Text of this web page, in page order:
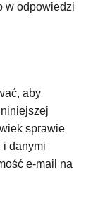
w odpowiedzi
aby
sprawie
i danymi
e-mail na